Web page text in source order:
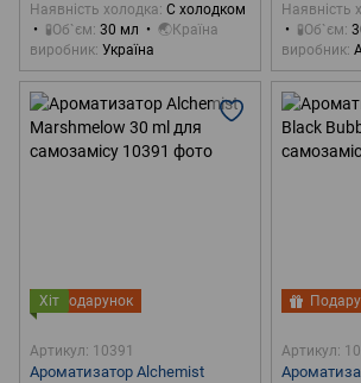
Наявність холодка С холодком
🧪Об`єм 30 мл
🌏Країна
виробник Україна
Наявність
🧪Об`єм
виробник
Подарунок
Хіт
Артикул: 10391
Ароматизатор Alchemist
Артикул: